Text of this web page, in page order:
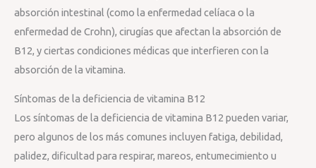
absorción intestinal (como la enfermedad celíaca o la
enfermedad de Crohn), cirugías que afectan la absorción de
B12, y ciertas condiciones médicas que interfieren con la
absorción de la vitamina.
Síntomas de la deficiencia de vitamina B12
Los síntomas de la deficiencia de vitamina B12 pueden variar,
pero algunos de los más comunes incluyen fatiga, debilidad,
palidez, dificultad para respirar, mareos, entumecimiento u